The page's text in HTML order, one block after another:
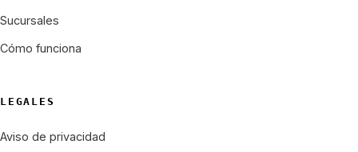
Sucursales
Cómo funciona
LEGALES
Aviso de privacidad